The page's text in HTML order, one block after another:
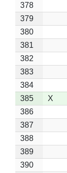
378
379
380
381
382
383
384
385
X
386
387
388
389
390